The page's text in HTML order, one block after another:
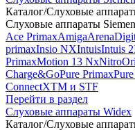
Каталог/Слуховые
Слуховые аппараты
Ace PrimaxAmigaArena
primaxInsio NXIntuisIntuis 2
PrimaxMotion 13 NxNitro
Charge&GoPure Primax
ConnectXTM и STF
Перейти в раздел
Слуховые аппараты Widex
Каталог/Слуховые